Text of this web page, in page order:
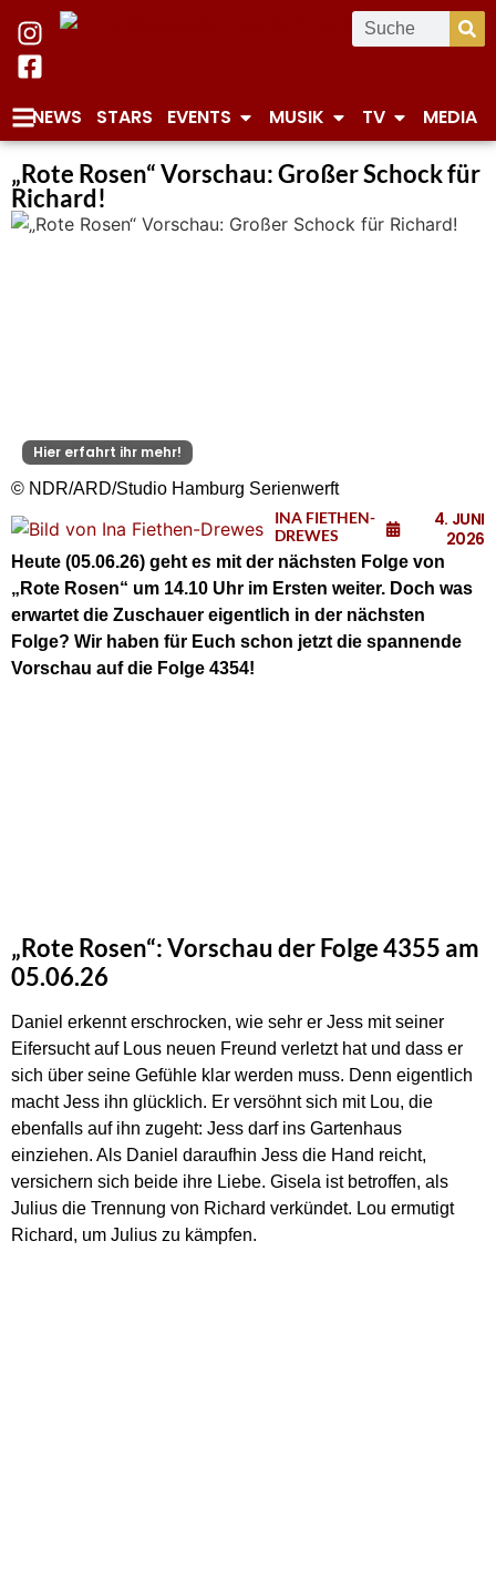
NEWS STARS EVENTS MUSIK TV MEDIA
„Rote Rosen“ Vorschau: Großer Schock für
Richard!
Hier erfahrt ihr mehr!
© NDR/ARD/Studio Hamburg Serienwerft
INA FIETHEN-
DREWES
4. JUNI
2026
Heute (05.06.26) geht es mit der nächsten Folge von
„Rote Rosen“ um 14.10 Uhr im Ersten weiter. Doch was
erwartet die Zuschauer eigentlich in der nächsten
Folge? Wir haben für Euch schon jetzt die spannende
Vorschau auf die Folge 4354!
„Rote Rosen“: Vorschau der Folge 4355 am
05.06.26
Daniel erkennt erschrocken, wie sehr er Jess mit seiner
Eifersucht auf Lous neuen Freund verletzt hat und dass er
sich über seine Gefühle klar werden muss. Denn eigentlich
macht Jess ihn glücklich. Er versöhnt sich mit Lou, die
ebenfalls auf ihn zugeht: Jess darf ins Gartenhaus
einziehen. Als Daniel daraufhin Jess die Hand reicht,
versichern sich beide ihre Liebe. Gisela ist betroffen, als
Julius die Trennung von Richard verkündet. Lou ermutigt
Richard, um Julius zu kämpfen.